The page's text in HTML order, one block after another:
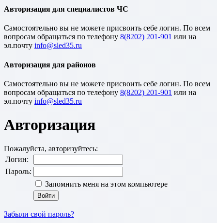
Авторизация для специалистов ЧС
Cамостоятельно вы не можете присвоить себе логин. По всем
вопросам обращаться по телефону 8(8202) 201-901 или на
эл.почту
Авторизация для районов
Cамостоятельно вы не можете присвоить себе логин. По всем
вопросам обращаться по телефону 8(8202) 201-901 или на
эл.почту
Авторизация
Пожалуйста, авторизуйтесь:
Логин:
Пароль:
Запомнить меня на этом компьютере
Забыли свой пароль?